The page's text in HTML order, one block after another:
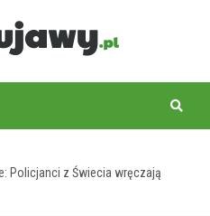
Policjanci z Świecia wręczają